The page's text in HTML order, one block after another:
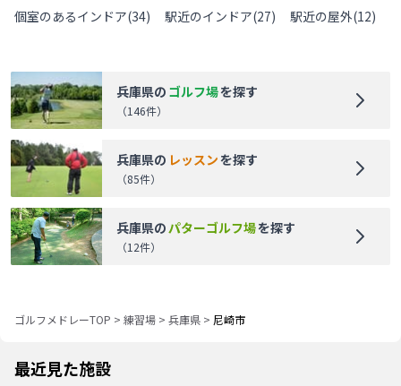
個室のあるインドア(34) 駅近のインドア(27) 駅近の屋外(12)
兵庫県の ゴルフ場を探す
（146件）
兵庫県の レッスンを探す
（85件）
兵庫県のパターゴルフ場を探す
（12件）
ゴルフメドレーTOP > 練習場 > 兵庫県 > 尼崎市
最近見た施設